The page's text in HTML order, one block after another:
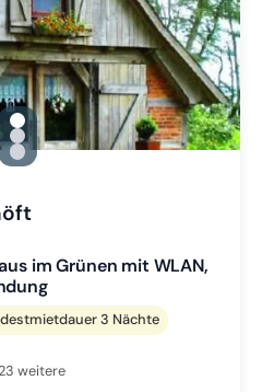
gallery.slide_selector
Zu Slide 1 wechseln
Zu Slide 2 wechseln
Zu Slide 3 wechseln
im Grünen mit WLAN,
3 Nächte
weitere